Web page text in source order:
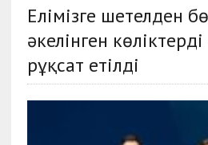
Елімізге шетелден
әкелінген көліктерді
рұқсат етілді